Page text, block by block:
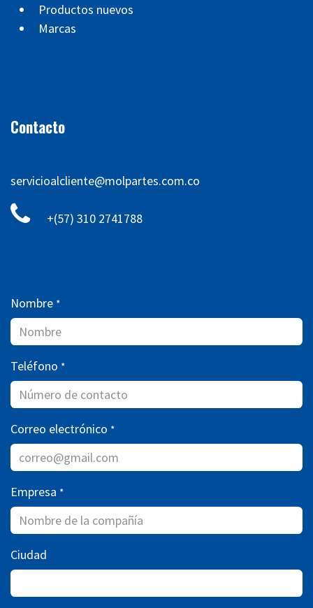
Productos nuevos
Marcas
Contacto
servicioalcliente@molpartes.com.co
+(57) 310 2741788
Nombre *
Teléfono *
Correo electrónico *
Empresa *
Ciudad